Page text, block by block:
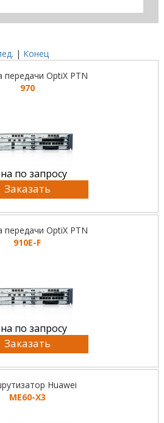
| Конец
передачи OptiX PTN
970
по запросу
Заказать
передачи OptiX PTN
910E-F
по запросу
Заказать
Huawei
ME60-X3